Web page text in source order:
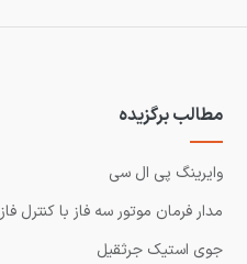
مطالب برگزیده
وایرینگ پی ال سی
مدار فرمان موتور سه فاز با کنترل فاز
جوی استیک جرثقیل